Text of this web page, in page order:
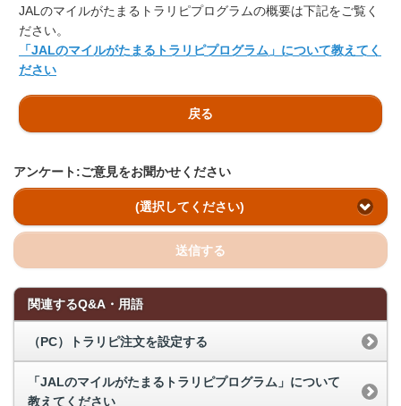
JALのマイルがたまるトラリピプログラムの概要は下記をご覧く
ださい。
「JALのマイルがたまるトラリピプログラム」について教えてく
ださい
戻る
アンケート:ご意見をお聞かせください
(選択してください)
送信する
関連するQ&A・用語
（PC）トラリピ注文を設定する
「JALのマイルがたまるトラリピプログラム」について
教えてください